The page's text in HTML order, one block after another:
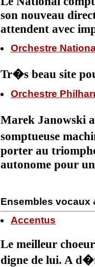
son nouveau
attendent avec
Orchestre
Tr�s beau site
Orchestre
Marek Janowski
somptueuse
porter au
autonome pour
Ensembles vocaux
Accentus
Le meilleur
digne de lui. A